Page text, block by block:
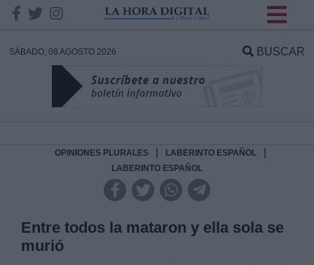
SÁBADO, 08 AGOSTO 2026 BUSCAR
OPINIONES PLURALES LABERINTO ESPAÑOL
LABERINTO ESPAÑOL
Entre todos la mataron y ella sola se
murió
DATOS
Responsable: